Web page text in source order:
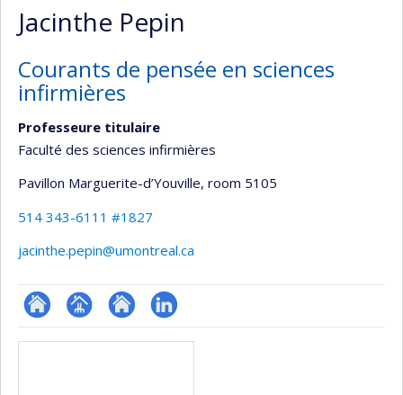
Jacinthe Pepin
Courants de pensée en sciences
infirmières
Professeure titulaire
Faculté des sciences infirmières
Pavillon Marguerite-d’Youville, room 5105
514 343-6111 #1827
jacinthe.pepin@umontreal.ca
ResearchGate
Page Site
LinkedIn
Media